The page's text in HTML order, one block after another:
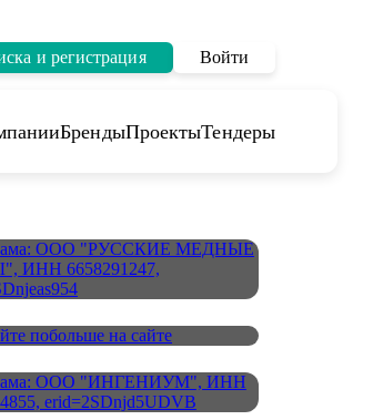
и регистрация Войти
БрендыПроектыТендеры